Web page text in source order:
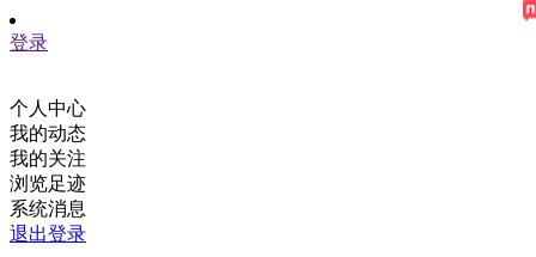
登录
个人中心
我的动态
我的关注
浏览足迹
系统消息
退出登录